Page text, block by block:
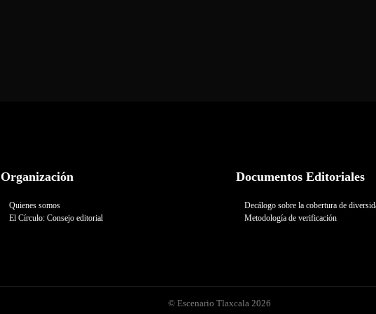
Organización
Quienes somos
El Círculo: Consejo editorial
Documentos Editoriales
Decálogo sobre la cobertura de
Metodología de verificación
© Escenario Tlaxcala 2026